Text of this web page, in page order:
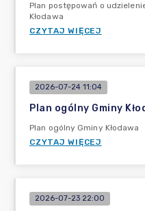
Plan postępowań o
Kłodawa
CZYTAJ WIĘCEJ
2026-07-24 11:04
Plan ogólny Gminy
Plan ogólny Gminy Kłodawa
CZYTAJ WIĘCEJ
2026-07-23 22:00